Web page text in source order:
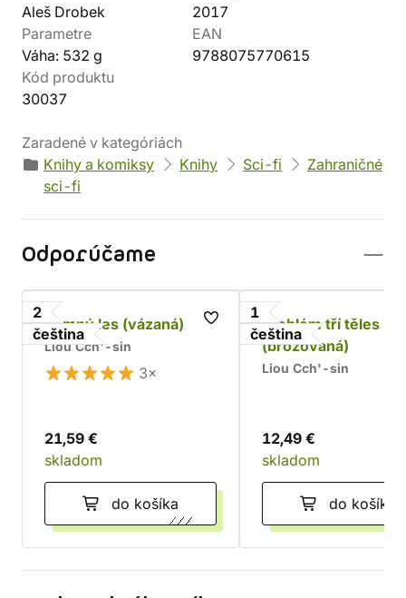
Aleš Drobek
2017
Parametre
Váha: 532 g
EAN
9788075770615
Kód produktu
30037
Zaradené v kategóriách
Knihy a komiksy
Knihy Sci-fi
Zahraničné
sci-fi
Odporúčame
2
čeština
Temný les (vázaná)
Liou Cch'-sin
3×
21,59 €
skladom
do košíka
1
čeština
Problém tří těles
(brožovaná)
Liou Cch'-sin
12,49 €
skladom
do košíka